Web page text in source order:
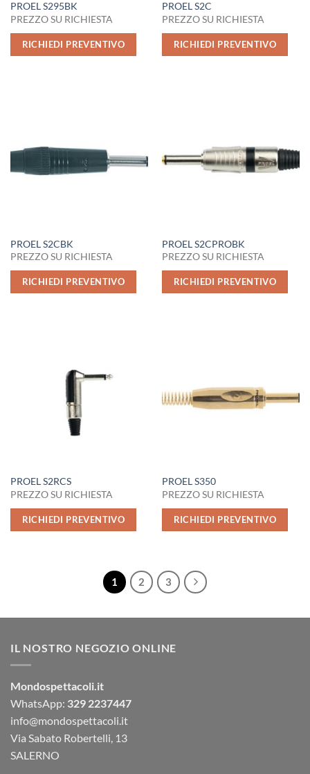
PROEL S295BK
PREZZO SU RICHIESTA
RICHIEDI PREVENTIVO
PROEL S2C
PREZZO SU RICHIESTA
RICHIEDI PREVENTIVO
PROEL S2CBK
PREZZO SU RICHIESTA
RICHIEDI PREVENTIVO
PROEL S2CPROBK
PREZZO SU RICHIESTA
RICHIEDI PREVENTIVO
PROEL S2RCS
PREZZO SU RICHIESTA
RICHIEDI PREVENTIVO
PROEL S350
PREZZO SU RICHIESTA
RICHIEDI PREVENTIVO
1 2 3
IL NOSTRO NEGOZIO ONLINE
Mondospettacoli.it
WhatsApp: 329 2237447
info@mondospettacoli.it
Via Sabato Robertelli, 13
SALERNO